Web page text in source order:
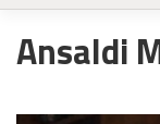
Ansaldi